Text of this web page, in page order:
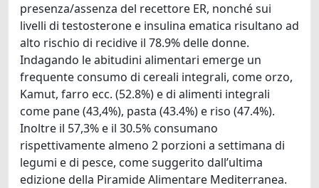
presenza/assenza del recettore ER, nonché sui
livelli di testosterone e insulina ematica risultano ad
alto rischio di recidive il 78.9% delle donne.
Indagando le abitudini alimentari emerge un
frequente consumo di cereali integrali, come orzo,
Kamut, farro ecc. (52.8%) e di alimenti integrali
come pane (43,4%), pasta (43.4%) e riso (47.4%).
Inoltre il 57,3% e il 30.5% consumano
rispettivamente almeno 2 porzioni a settimana di
legumi e di pesce, come suggerito dall’ultima
edizione della Piramide Alimentare Mediterranea.